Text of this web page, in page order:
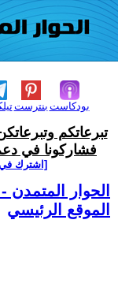
بنترست بودكاست
تبرعاتكم
فشاركونا في
[اشترك في
الحوار المتمدن
الموقع الرئيسي